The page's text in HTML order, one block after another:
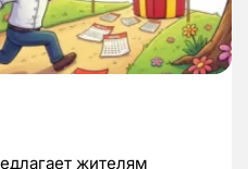
жителям